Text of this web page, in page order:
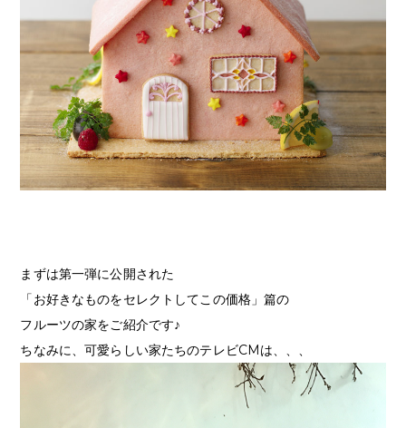
まずは第一弾に公開された
「お好きなものをセレクトしてこの価格」篇の
フルーツの家をご紹介です♪
ちなみに、可愛らしい家たちのテレビCMは、、、